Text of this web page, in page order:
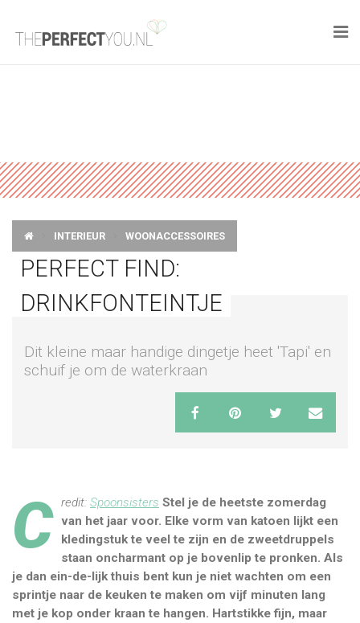

SPORT
STYLE
WELL TRAVELED
INTERIEUR WOONACCESSOIRES
PERFECT FIND:
DRINKFONTEINTJE
Dit kleine maar handige dingetje heet 'Tapi' en
schuif je om de waterkraan
C redit: Spoonsisters Stel je de heetste zomerdag
van het jaar voor. Elke vorm van katoen lijkt een
kledingstukte veel te zijn en de zweetdruppels
staan oncharmant op je bovenlip te pronken. Als
je dan ein-de-lijk thuis bent kun je niet wachten om een
sprintje naar de keuken te maken om vijf minuten lang
met je kop onder kraan te hangen. Hartstikke fijn, maar